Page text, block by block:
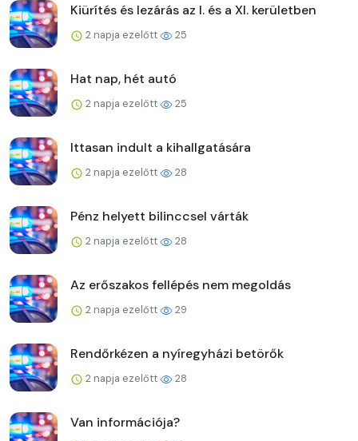
Kiürítés és lezárás az I. és a XI. kerületben
2 napja ezelőtt 25
Hat nap, hét autó
2 napja ezelőtt 25
Ittasan indult a kihallgatására
2 napja ezelőtt 28
Pénz helyett bilinccsel várták
2 napja ezelőtt 28
Az erőszakos fellépés nem megoldás
2 napja ezelőtt 29
Rendőrkézen a nyíregyházi betörők
2 napja ezelőtt 28
Van információja?